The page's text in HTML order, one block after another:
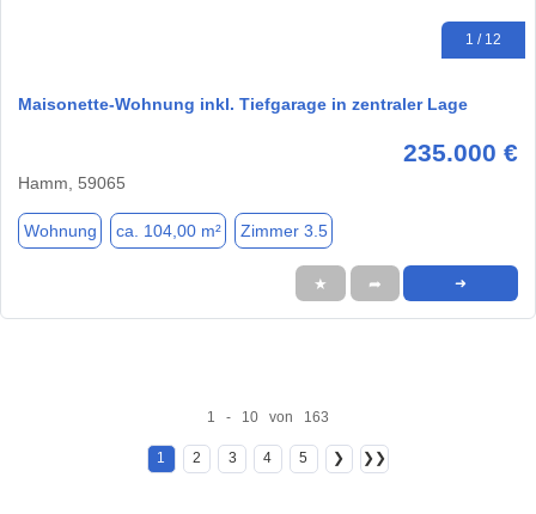
1 / 12
Maisonette-Wohnung inkl. Tiefgarage in zentraler Lage
235.000 €
Hamm, 59065
Wohnung ca. 104,00 m² Zimmer 3.5
★ ➦ ➜
1 - 10 von 163
1 2 3 4 5 ❯ ❯❯